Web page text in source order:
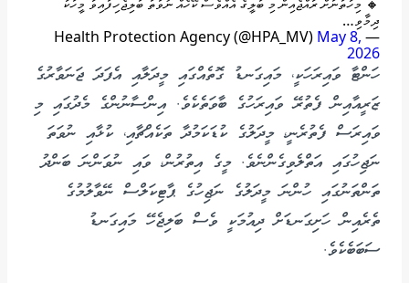
ދިމާވި…
— Health Protection Agency (@HPA_MV)
May 8,
2026
ހަންޓާ ވައިރަހަކީ، މައިގަނޑު ގޮތެއްގައި މީދަލާއި އެފަދަ ޖަނަވާރުގެ
ޒަރީއާއިން ފެތުރޭ ވައިރަހުގެ ބާވަތެކެވެ. އިންސާނުންގެ މެދުގައި މި
ވައިރަސް ފެތުރެނީ، މީދަލުގެ ކުޑަކަމުދާ ތަކެއްޗާއި، ކުޅާއި ނުވަތަ
ނަޖިހުގައި އަތްލެވިގެންނެވެ. މީގެ އިތުރުން، ވައި ނުވަންނަ ބަންދު
ތަންތަނުގައި ހުންނަ މީދަލުގެ ނަޖިހުގެ ޕާޓިކަލްސް ނޭވާލުމުގެ
ތެރެއިން ހަށިގަނޑަށް ދިއުމަކީ ވެސް ބަލިޖެހޭ މައިގަނޑު
ސަބަބެކެވެ.